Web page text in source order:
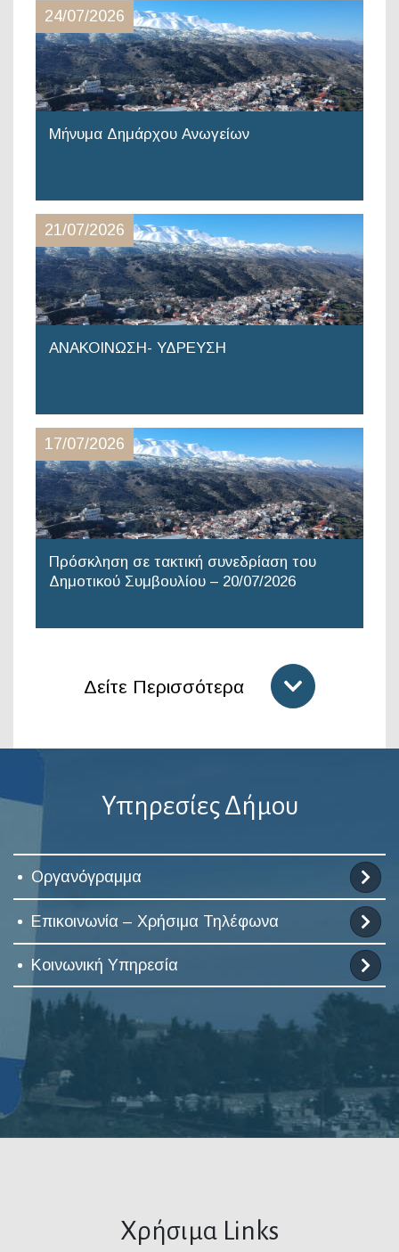
24/07/2026
Μήνυμα Δημάρχου Ανωγείων
21/07/2026
ΑΝΑΚΟΙΝΩΣΗ- ΥΔΡΕΥΣΗ
17/07/2026
Πρόσκληση σε τακτική συνεδρίαση του
Δημοτικού Συμβουλίου – 20/07/2026
Δείτε Περισσότερα
Υπηρεσίες Δήμου
Οργανόγραμμα
Επικοινωνία – Χρήσιμα Τηλέφωνα
Κοινωνική Υπηρεσία
Χρήσιμα Links